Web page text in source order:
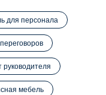
для персонала
руководителя
мебель